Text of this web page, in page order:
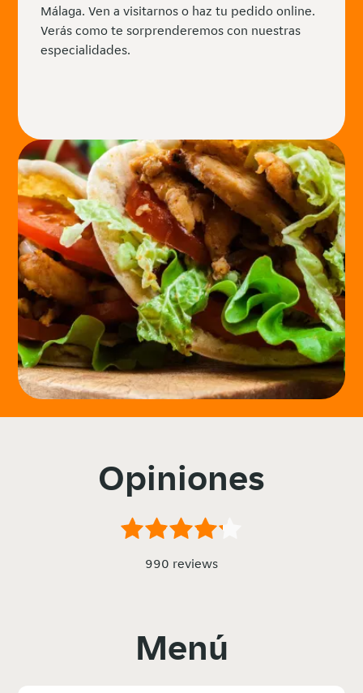
Málaga. Ven a visitarnos o haz tu pedido online.
Verás como te sorprenderemos con nuestras
especialidades.
Opiniones
990 reviews
Menú